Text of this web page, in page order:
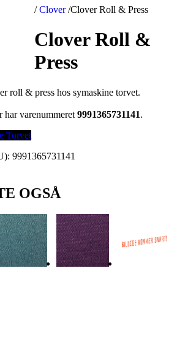
/ Clover /Clover Roll & Press
Clover Roll &
Press
roll & press hos symaskine torvet.
varenummeret 9991365731141.
Torvet
9991365731141
OGSÅ